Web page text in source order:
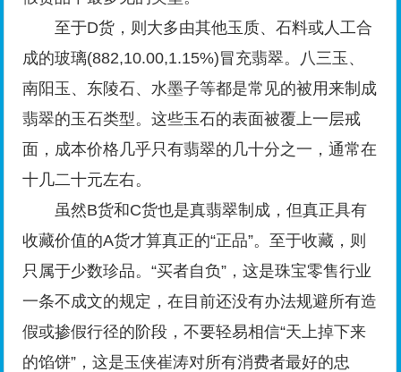
至于D货，则大多由其他玉质、石料或人工合
成的玻璃(882,10.00,1.15%)冒充翡翠。八三玉、
南阳玉、东陵石、水墨子等都是常见的被用来制成
翡翠的玉石类型。这些玉石的表面被覆上一层戒
面，成本价格几乎只有翡翠的几十分之一，通常在
十几二十元左右。
虽然B货和C货也是真翡翠制成，但真正具有
收藏价值的A货才算真正的“正品”。至于收藏，则
只属于少数珍品。“买者自负”，这是珠宝零售行业
一条不成文的规定，在目前还没有办法规避所有造
假或掺假行径的阶段，不要轻易相信“天上掉下来
的馅饼”，这是玉侠崔涛对所有消费者最好的忠